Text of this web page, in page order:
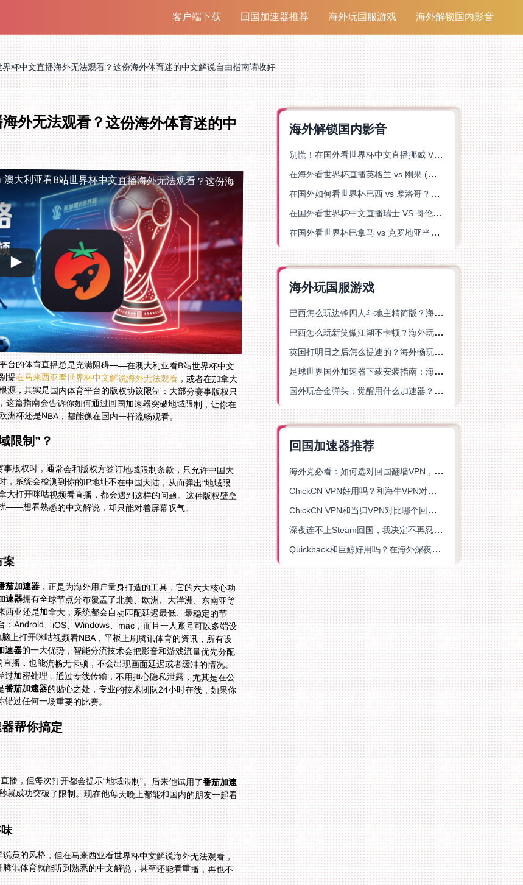
客户端下载 回国加速器推荐 海外玩国服游戏 海外解锁国内影音
杯中文直播海外无法观看？这份海外体育迷的中文解说自由指南请收好
外无法观看？这份海外体育迷的中
澳大利亚看B站世界杯中文直播海外无法观看？这份海
台的体育直播总是充满阻碍——在澳大利亚看B站世界杯中文
提在马来西亚看世界杯中文解说海外无法观看，或者在加拿大
看咪咕视频世界杯直播仅限中国大陆的情况。这些问题的根源，其实是国内体育平台的版权协议限制：大部分赛事版权只
允许中国大陆IP访问，海外IP会被直接拦截。不过别担心，这篇指南会告诉你如何通过回国加速器突破地域限制，让你在
杯还是NBA，都能像在国内一样流畅观看。
限制”？
版权时，通常会和版权方签订地域限制条款，只允许中国大
系统会检测到你的IP地址不在中国大陆，从而弹出“地域限
打开咪咕视频看直播，都会遇到这样的问题。这种版权壁垒
——想看熟悉的中文解说，却只能对着屏幕叹气。
案
茄加速器，正是为海外用户量身打造的工具，它的六大核心功
速器拥有全球节点分布覆盖了北美、欧洲、大洋洲、东南亚等
多个地区，智能推荐最优线路——不管你在澳大利亚、马来西亚还是加拿大，系统都会自动匹配延迟最低、最稳定的节
点，让你连接回国网络的速度更快。其次，它支持多个平台：Android、iOS、Windows、mac，而且一人账号可以多端设
备同时使用。比如你可以在手机上看B站的世界杯直播，电脑上打开咪咕视频看NBA，平板上刷腾讯体育的资讯，所有设
速器的一大优势，智能分流技术会把影音和游戏流量优先分配
到精选的回国专线，加上独享100M带宽，就算是4K画质的直播，也能流畅无卡顿，不会出现画面延迟或者缓冲的情况。
另外，数据安全加密和专线传输也是关键——所有数据都经过加密处理，通过专线传输，不用担心隐私泄露，尤其是在公
番茄加速器的贴心之处，专业的技术团队24小时在线，如果你
过任何一场重要的比赛。
帮你搞定
播，但每次打开都会提示“地域限制”。后来他试用了番茄加速
就成功突破了限制。现在他每天晚上都能和国内的朋友一起看
员的风格，但在马来西亚看世界杯中文解说海外无法观看，
讯体育就能听到熟悉的中文解说，甚至还能看重播，再也不
海外解锁国内影音
别慌！在国外看世界杯中文直播挪威 VS 英格兰仅限中国大陆？这篇指南帮你搞定
在海外看世界杯直播英格兰 vs 刚果 (金)当前地区不可播放？这篇指南帮你突破所有限制
在国外如何看世界杯巴西 vs 摩洛哥？海外党专属体育观赛指南来了
在国外看世界杯中文直播瑞士 VS 哥伦比亚当前地区不可播放？这篇指南帮你搞定
在国外看世界杯巴拿马 vs 克罗地亚当前地区不可播放？这篇指南帮你轻松解决海外体育直播难题
海外玩国服游戏
巴西怎么玩边锋四人斗地主精简版？海外游戏党的加速器终极选择
巴西怎么玩新笑傲江湖不卡顿？海外玩家国服游戏加速终极指南（附猫和老鼠一梦江湖实测）
英国打明日之后怎么提速的？海外畅玩国服游戏终极指南
足球世界国外加速器下载安装指南：海外党畅玩国服游戏的终极解决方案
国外玩合金弹头：觉醒用什么加速器？一份写给海外游子的畅玩指南
回国加速器推荐
海外党必看：如何选对回国翻墙VPN，无缝解锁国内资源？
ChickCN VPN好用吗？和海牛VPN对比哪个回国效果更好？
ChickCN VPN和当归VPN对比哪个回国效果更好？海外党亲测后选了它
深夜连不上Steam回国，我决定不再忍受这数字鸿沟
Quickback和巨鲸好用吗？在海外深夜想刷B站、追爱奇艺的你，或许正需要这份答案